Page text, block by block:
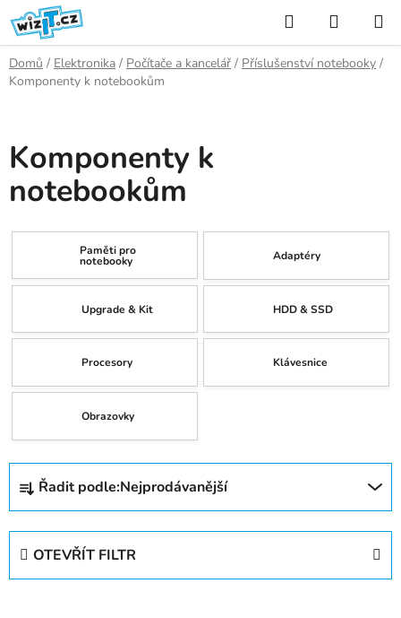
Přejít
na
obsah
Hledat
KOŠÍK
Domů / Elektronika / Počítače a kancelář / Příslušenství notebooky /
Komponenty k notebookům
Komponenty k
notebookům
Paměti pro
notebooky Adaptéry
Upgrade & Kit HDD & SSD
Procesory Klávesnice
Obrazovky
Ř
z
Řadit podle:Nejprodávanější
OTEVŘÍT FILTR